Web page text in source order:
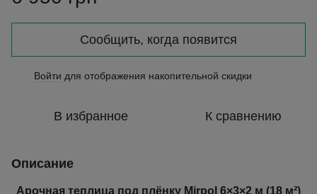
Сообщить, когда появится
Войти для отображения накопительной скидки
В избранное К сравнению
Описание
Арочная теплица под плёнку Mirpol 6×3×2 м (18 м²)